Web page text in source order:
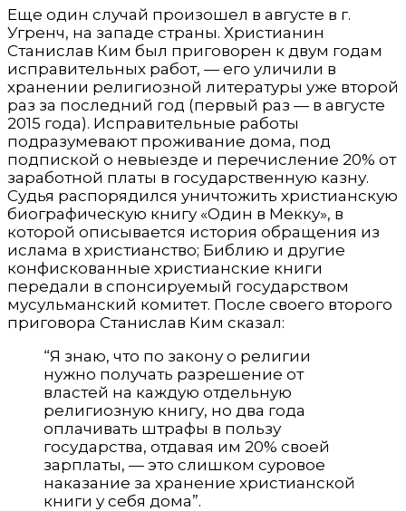
Еще один случай произошел в августе в г.
Угренч, на западе страны. Христианин
Станислав Ким был приговорен к двум годам
исправительных работ, — его уличили в
хранении религиозной литературы уже второй
раз за последний год (первый раз — в августе
2015 года). Исправительные работы
подразумевают проживание дома, под
подпиской о невыезде и перечисление 20% от
заработной платы в государственную казну.
Судья распорядился уничтожить христианскую
биографическую книгу «Один в Мекку», в
которой описывается история обращения из
ислама в христианство; Библию и другие
конфискованные христианские книги
передали в спонсируемый государством
мусульманский комитет. После своего второго
приговора Станислав Ким сказал:
“Я знаю, что по закону о религии
нужно получать разрешение от
властей на каждую отдельную
религиозную книгу, но два года
оплачивать штрафы в пользу
государства, отдавая им 20% своей
зарплаты, — это слишком суровое
наказание за хранение христианской
книги у себя дома”.